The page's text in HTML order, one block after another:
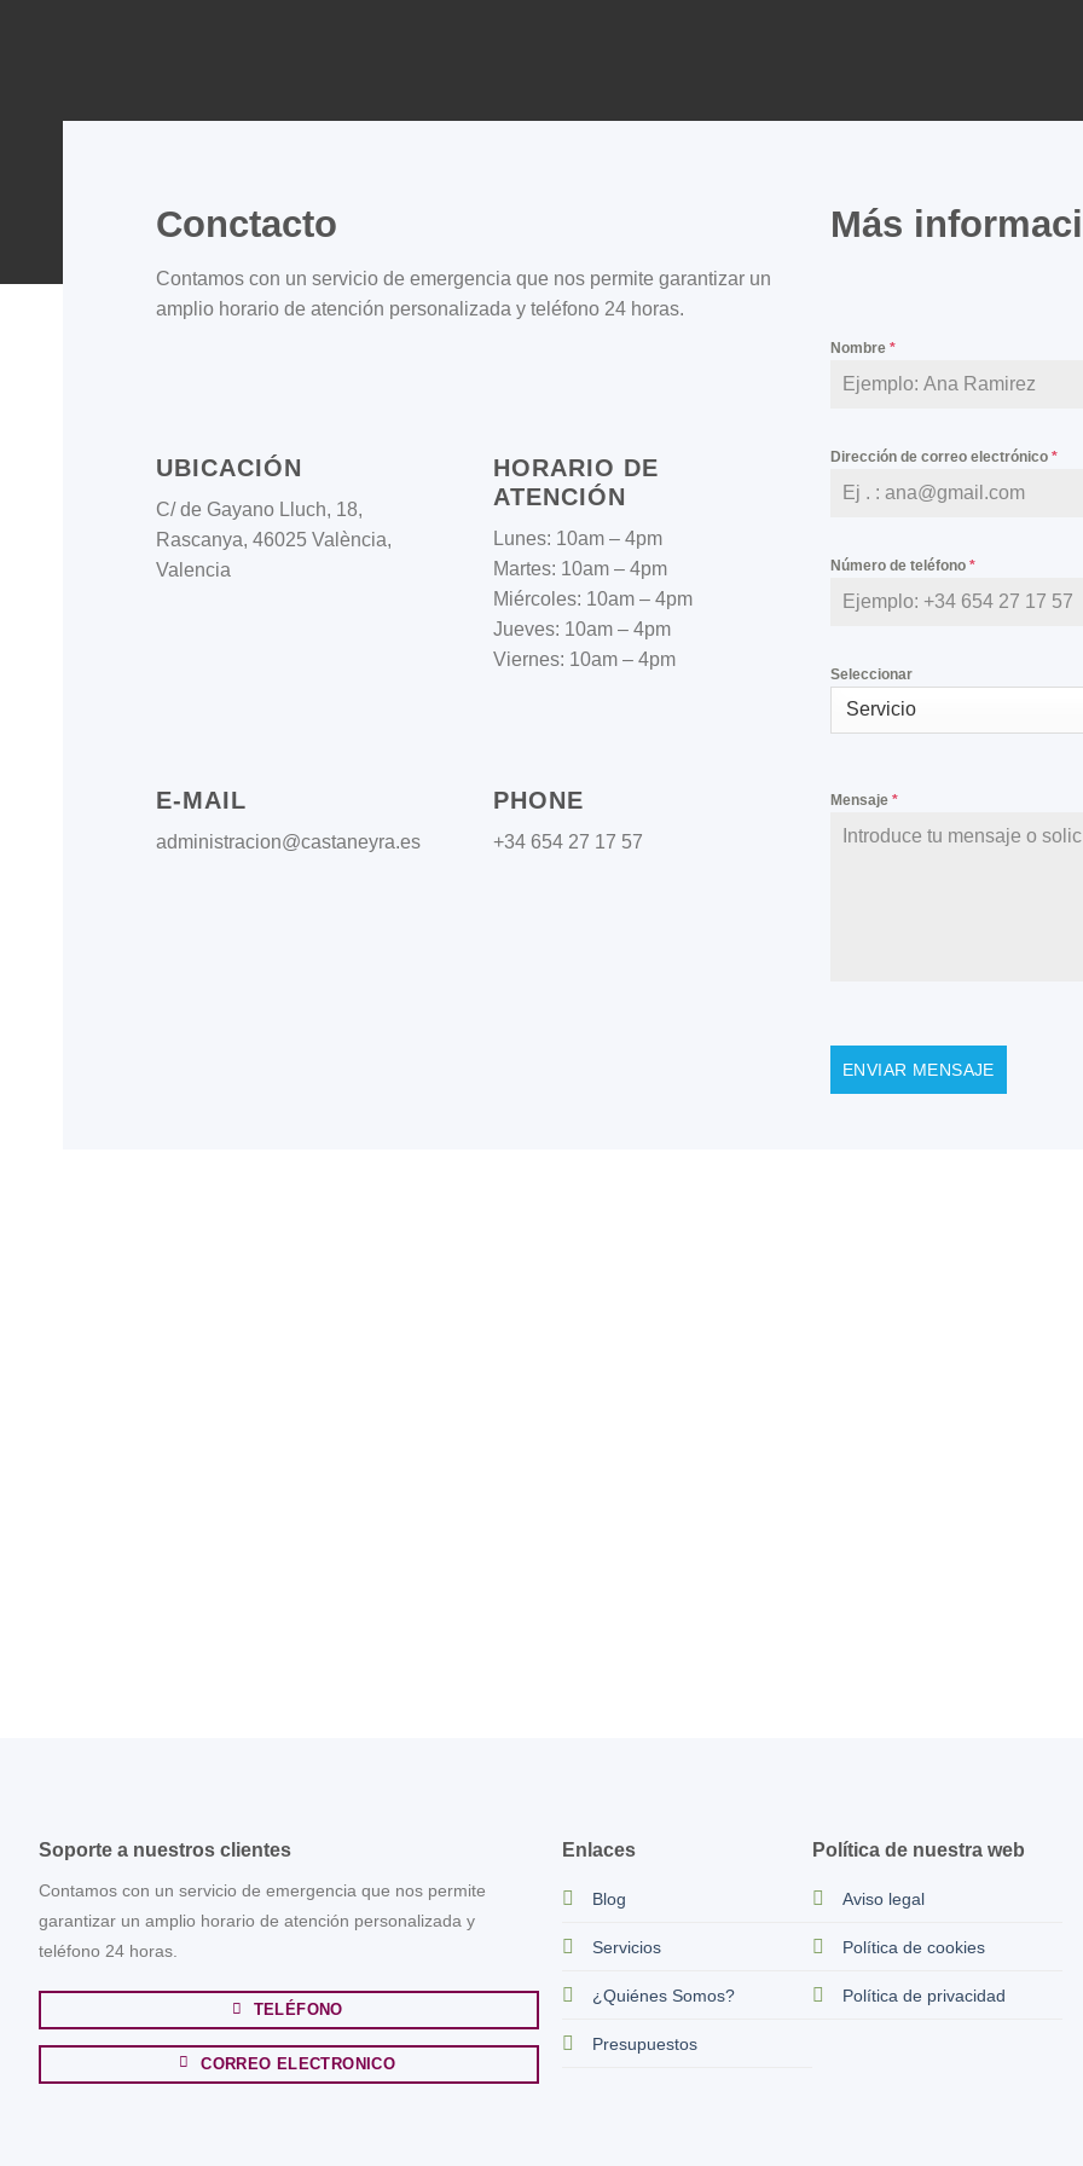
Conctacto
Contamos con un servicio de emergencia que nos permite garantizar un
amplio horario de atención personalizada y teléfono 24 horas.
UBICACIÓN
C/ de Gayano Lluch, 18,
Rascanya, 46025 València,
Valencia
HORARIO DE
ATENCIÓN
Lunes: 10am – 4pm
Martes: 10am – 4pm
Miércoles: 10am – 4pm
Jueves: 10am – 4pm
Viernes: 10am – 4pm
E-MAIL
administracion@castaneyra.es
PHONE
+34 654 27 17 57
Más
Nombre *
Dirección de correo electrónico *
Número de teléfono *
Seleccionar
Mensaje *
ENVIAR MENSAJE
Soporte a nuestros clientes
Contamos con un servicio de emergencia que nos permite
garantizar un amplio horario de atención personalizada y
teléfono 24 horas.
TELÉFONO
CORREO ELECTRONICO
Enlaces
Blog
Servicios
¿Quiénes Somos?
Presupuestos
Política de nuestra web
Aviso legal
Política de cookies
Política de privacidad